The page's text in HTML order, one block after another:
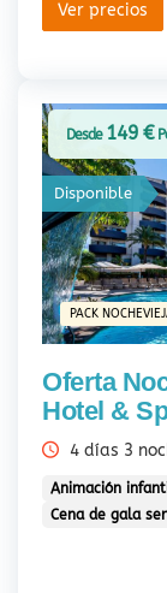
Ver precios
PACK
Disponible
Oferta
Hotel &
4 días 3
Animación
Cena de gala
Desde 149 €